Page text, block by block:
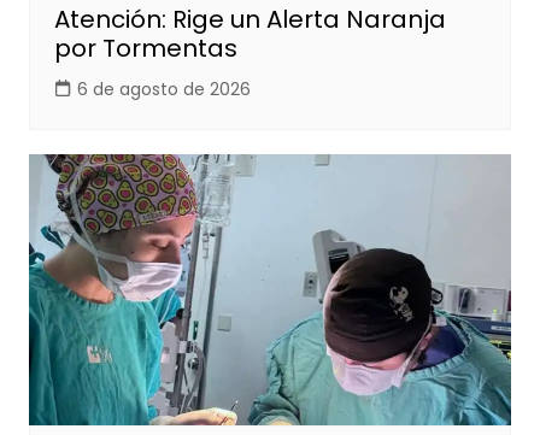
Atención: Rige un Alerta Naranja
por Tormentas
6 de agosto de 2026